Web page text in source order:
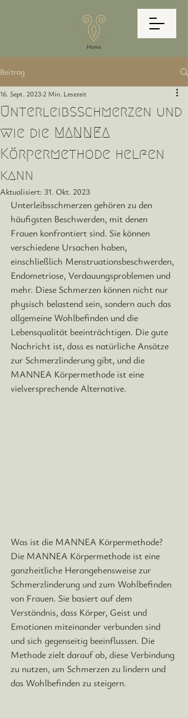
Beitrag
Unterleibsschmerzen und
wie die MANNEA
Körpermethode helfen
kann
16. Sept. 2023 2 Min. Lesezeit
Aktualisiert: 31. Okt. 2023
Unterleibsschmerzen gehören zu den
häufigsten Beschwerden, mit denen
Frauen konfrontiert sind. Sie können
verschiedene Ursachen haben,
einschließlich Menstruationsbeschwerden,
Endometriose, Verdauungsproblemen und
mehr. Diese Schmerzen können nicht nur
physisch belastend sein, sondern auch das
allgemeine Wohlbefinden und die
Lebensqualität beeinträchtigen. Die gute
Nachricht ist, dass es natürliche Ansätze
zur Schmerzlinderung gibt, und die
MANNEA Körpermethode ist eine
vielversprechende Alternative.
Was ist die MANNEA Körpermethode?
Die MANNEA Körpermethode ist eine
ganzheitliche Herangehensweise zur
Schmerzlinderung und zum Wohlbefinden
von Frauen. Sie basiert auf dem
Verständnis, dass Körper, Geist und
Emotionen miteinander verbunden sind
und sich gegenseitig beeinflussen. Die
Methode zielt darauf ab, diese Verbindung
zu nutzen, um Schmerzen zu lindern und
das Wohlbefinden zu steigern.